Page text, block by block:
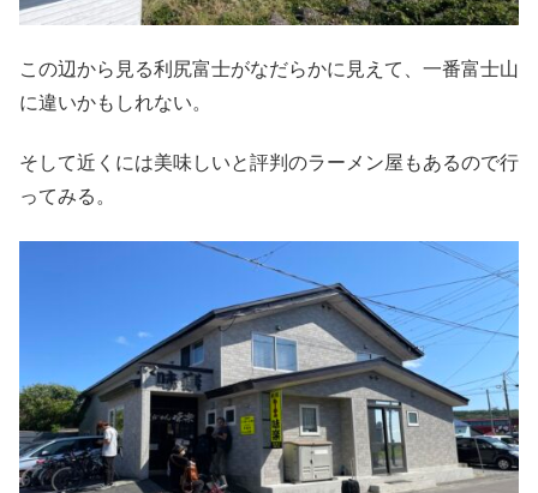
この辺から見る利尻富士がなだらかに見えて、一番富士山
に違いかもしれない。
そして近くには美味しいと評判のラーメン屋もあるので行
ってみる。